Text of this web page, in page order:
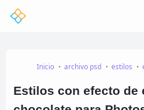
Inicio archivo psd estilos
Estilos con efecto de